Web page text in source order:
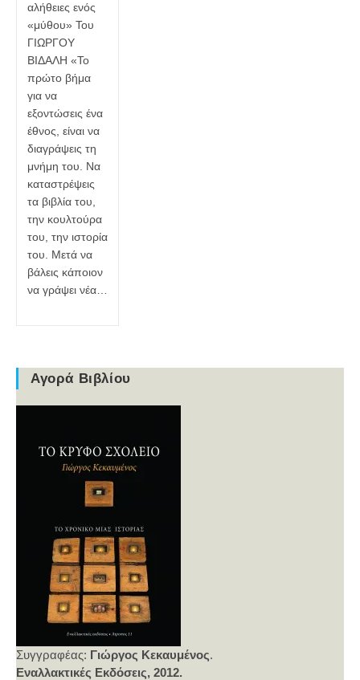
αλήθειες ενός
«μύθου» Του
ΓΙΩΡΓΟΥ
ΒΙΔΑΛΗ «Το
πρώτο βήμα
για να
εξοντώσεις ένα
έθνος, είναι να
διαγράψεις τη
μνήμη του. Να
καταστρέψεις
τα βιβλία του,
την κουλτούρα
του, την ιστορία
του. Μετά να
βάλεις κάποιον
να γράψει νέα…
Αγορά Βιβλίου
Συγγραφέας: Γιώργος Κεκαυμένος.
Εναλλακτικές Εκδόσεις, 2012.